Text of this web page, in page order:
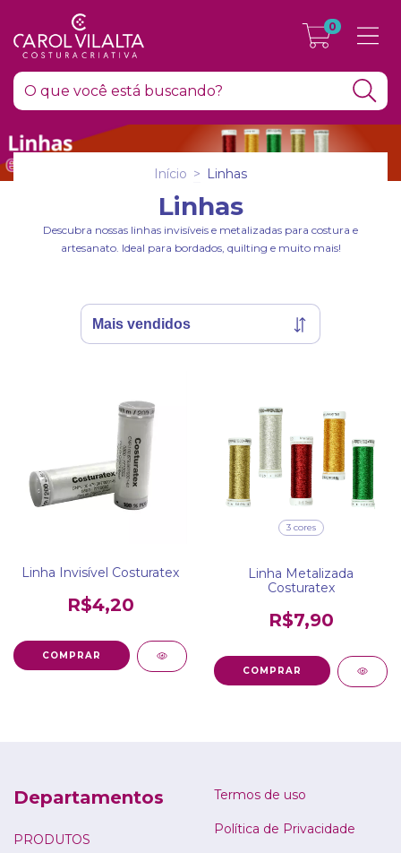
0
Início > Linhas
Linhas
Descubra nossas linhas invisíveis e metalizadas para costura e
artesanato. Ideal para bordados, quilting e muito mais!
Linha Invisível Costuratex
R$4,20
3 cores
Linha Metalizada
Costuratex
R$7,90
COMPRAR
Departamentos
PRODUTOS
Termos de uso
Política de Privacidade